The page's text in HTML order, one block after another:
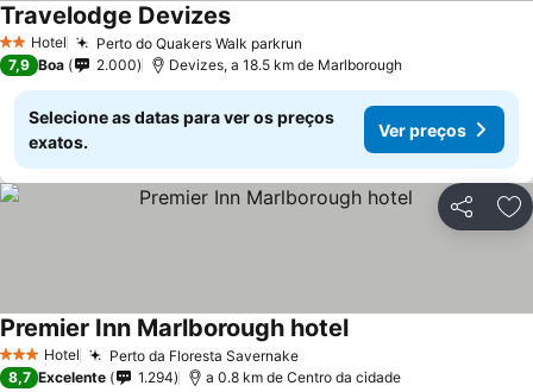
2 Estrelas
Hotel Perto do Quakers Walk parkrun
Travelodge DevizesVer preços
7,9 Boa 2.000 Devizes, a 18.5 km de Marlborough
Selecione as datas para ver os preços
exatos.
Ver preços
Partilhar
3 EstrelasHotel Perto da Floresta SavernakeVer preços
Premier Inn Marlborough hotelVer preços
8,7 Excelente 1.294 a 0.8 km de Centro da cidade